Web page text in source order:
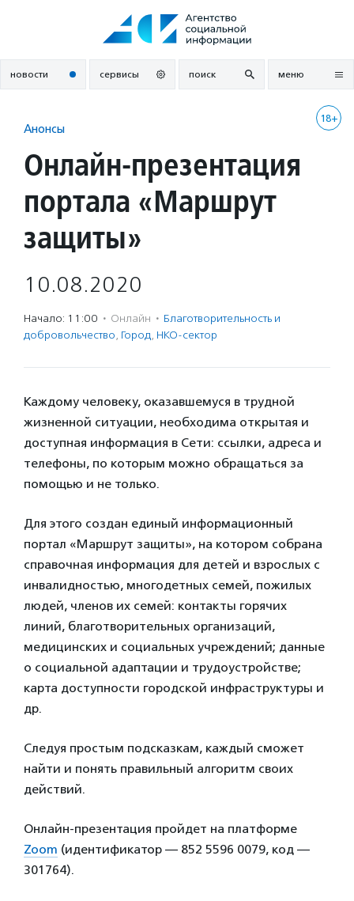
новости сервисы поиск меню
18+
Анонсы
Онлайн-презентация
портала «Маршрут
защиты»
10.08.2020
Начало: 11:00 · Онлайн · Благотвори­тель­ность и
доброволь­чест­во, Город, НКО-сектор
Каждому человеку, оказавшемуся в трудной
жизненной ситуации, необходима открытая и
доступная информация в Сети: ссылки, адреса и
телефоны, по которым можно обращаться за
помощью и не только.
Для этого создан единый информационный
портал «Маршрут защиты», на котором собрана
справочная информация для детей и взрослых с
инвалидностью, многодетных семей, пожилых
людей, членов их семей: контакты горячих
линий, благотворительных организаций,
медицинских и социальных учреждений; данные
о социальной адаптации и трудоустройстве;
карта доступности городской инфраструктуры и
др.
Следуя простым подсказкам, каждый сможет
найти и понять правильный алгоритм своих
действий.
Онлайн-презентация пройдет на платформе
Zoom (идентификатор — 852 5596 0079, код —
301764).